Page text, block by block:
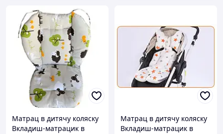
Матрац в дитячу коляску
Вкладиш-матрацик в
Матрац в дитячу коляску
Вкладиш-матрацик в